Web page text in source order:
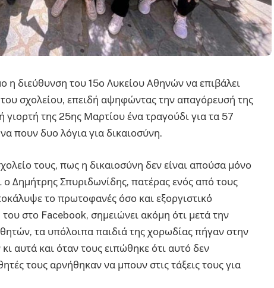
η διεύθυνση του 15ο Λυκείου Αθηνών να επιβάλει
σχολείου, επειδή αψηφώντας την απαγόρευσή της
της 25ης Μαρτίου ένα τραγούδι για τα 57
πουν δυο λόγια για δικαιοσύνη.
τους, πως η δικαιοσύνη δεν είναι απούσα μόνο
Δημήτρης Σπυριδωνίδης, πατέρας ενός από τους
το πρωτοφανές όσο και εξοργιστικό
στο Facebook, σημειώνει ακόμη ότι μετά την
τα υπόλοιπα παιδιά της χορωδίας πήγαν στην
αυτά και όταν τους ειπώθηκε ότι αυτό δεν
τους αρνήθηκαν να μπουν στις τάξεις τους για